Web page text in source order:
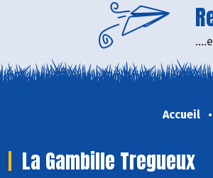
Accueil
La Gambille Tregueux